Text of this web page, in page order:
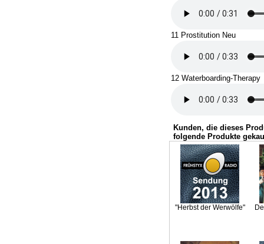
11 Prostitution Neu
12 Waterboarding-Therapy
Kunden, die dieses
folgende Produkte
"Herbst der Werwölfe"